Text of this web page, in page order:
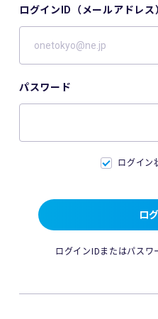
ログインID（メールアドレス
パスワード
ログイン
ロ
ログインIDまたはパスワ